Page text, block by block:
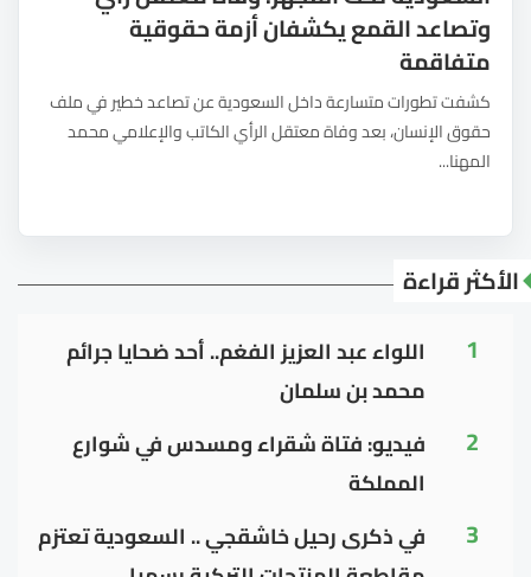
وتصاعد القمع يكشفان أزمة حقوقية
متفاقمة
كشفت تطورات متسارعة داخل السعودية عن تصاعد خطير في ملف
حقوق الإنسان، بعد وفاة معتقل الرأي الكاتب والإعلامي محمد
المهنا...
الأكثر قراءة
1
اللواء عبد العزيز الفغم.. أحد ضحايا جرائم
محمد بن سلمان
2
فيديو: فتاة شقراء ومسدس في شوارع
المملكة
3
في ذكرى رحيل خاشقجي .. السعودية تعتزم